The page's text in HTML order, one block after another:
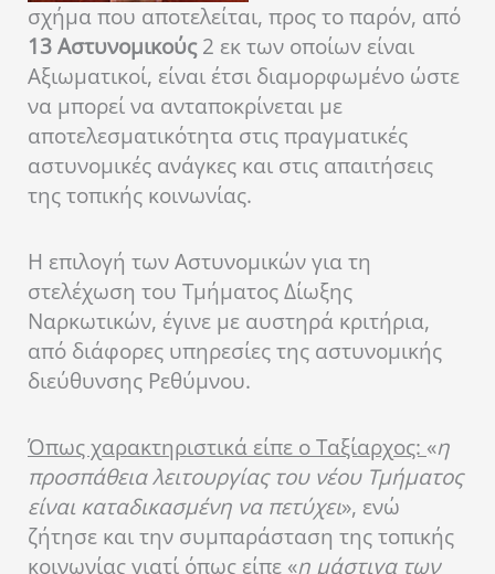
σχήμα που αποτελείται, προς το παρόν, από
13 Αστυνομικούς2 εκ των οποίων είναι
Αξιωματικοί, είναι έτσι διαμορφωμένο ώστε
να μπορεί να ανταποκρίνεται με
αποτελεσματικότητα στις πραγματικές
αστυνομικές ανάγκες και στις απαιτήσεις
της τοπικής κοινωνίας.
Η επιλογή των Αστυνομικών για τη
στελέχωση του Τμήματος Δίωξης
Ναρκωτικών, έγινε με αυστηρά κριτήρια,
από διάφορες υπηρεσίες της αστυνομικής
διεύθυνσης Ρεθύμνου.
Όπως χαρακτηριστικά είπε ο Ταξίαρχος: «η
προσπάθεια λειτουργίας του νέου Τμήματος
είναι καταδικασμένη να πετύχει», ενώ
ζήτησε και την συμπαράσταση της τοπικής
κοινωνίας γιατί όπως είπε «η μάστιγα των